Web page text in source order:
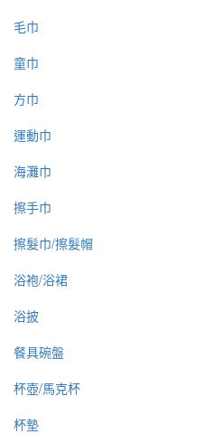
毛巾
童巾
方巾
運動巾
海灘巾
擦手巾
擦髮巾/擦髮帽
浴袍/浴裙
浴披
餐具碗盤
杯壺/馬克杯
杯墊